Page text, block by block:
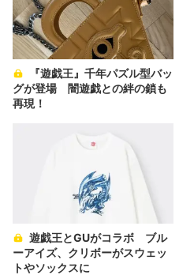
グが登場 闇遊戯との絆の鎖も
再現！
ーアイズ、クリボーがスウェッ
トやソックスに